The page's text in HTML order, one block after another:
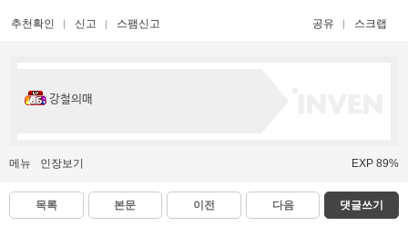
추천확인 신고 스팸신고 공유 스크랩
강철의매
메뉴 인장보기 EXP 89%
목록 본문 이전 다음 댓글쓰기